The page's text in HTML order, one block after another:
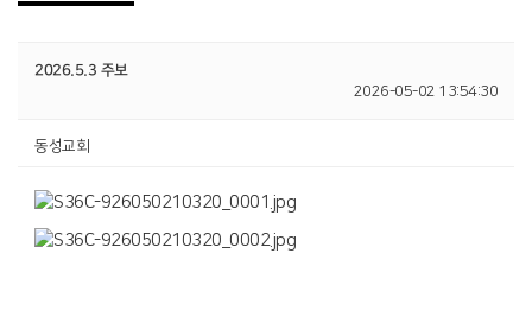
2026.5.3 주보
2026-05-02 13:54:30
동성교회